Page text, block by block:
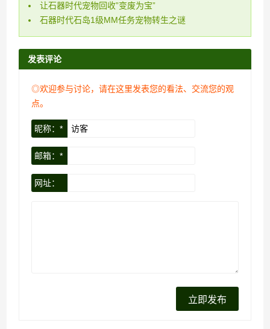
让石器时代宠物回收”变废为宝”
石器时代石岛1级MM任务宠物转生之谜
发表评论
◎欢迎参与讨论，请在这里发表您的看法、交流您的观
点。
昵称：*
邮箱：*
网址：